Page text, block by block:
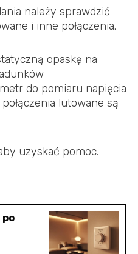
należy sprawdzić
i inne połączenia.
opaskę na
do pomiaru napięcia
lutowane są
uzyskać pomoc.
po